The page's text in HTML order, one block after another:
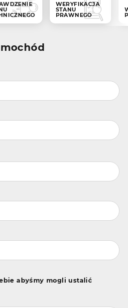
WERYFIKACJA
STANU
PRAWNEGO
abyśmy mogli ustalić